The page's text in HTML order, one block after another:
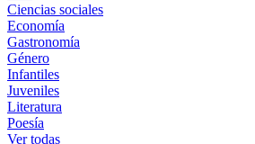
Ciencias sociales
Economía
Gastronomía
Género
Infantiles
Juveniles
Literatura
Poesía
Ver todas